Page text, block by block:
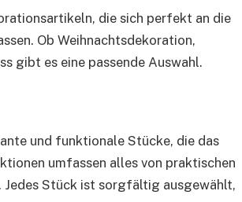
die sich perfekt an die
Ob Weihnachtsdekoration,
gibt es eine passende Auswahl.
und funktionale Stücke, die das
umfassen alles von praktischen
Jedes Stück ist sorgfältig ausgewählt,